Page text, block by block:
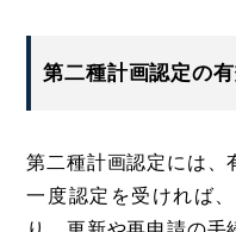
第二種計画認定の
第二種計画認定には、
一度認定を受ければ